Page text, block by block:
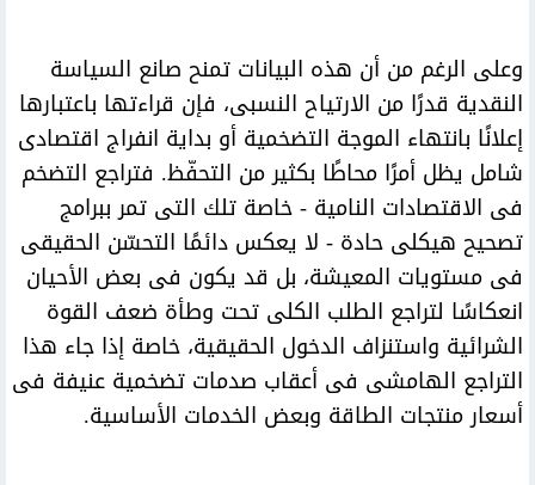
وعلى الرغم من أن هذه البيانات تمنح صانع السياسة
النقدية قدرًا من الارتياح النسبى، فإن قراءتها باعتبارها
إعلانًا بانتهاء الموجة التضخمية أو بداية انفراج اقتصادى
شامل يظل أمرًا محاطًا بكثير من التحفّظ. فتراجع التضخم
فى الاقتصادات النامية - خاصة تلك التى تمر ببرامج
تصحيح هيكلى حادة - لا يعكس دائمًا التحسّن الحقيقى
فى مستويات المعيشة، بل قد يكون فى بعض الأحيان
انعكاسًا لتراجع الطلب الكلى تحت وطأة ضعف القوة
الشرائية واستنزاف الدخول الحقيقية، خاصة إذا جاء هذا
التراجع الهامشى فى أعقاب صدمات تضخمية عنيفة فى
أسعار منتجات الطاقة وبعض الخدمات الأساسية.